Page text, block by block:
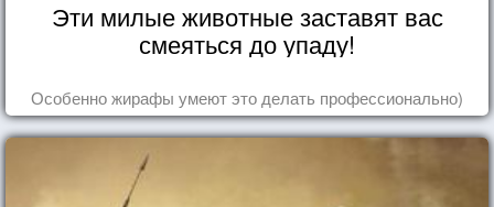
Эти милые животные заставят вас
смеяться до упаду!
Особенно жирафы умеют это делать профессионально)